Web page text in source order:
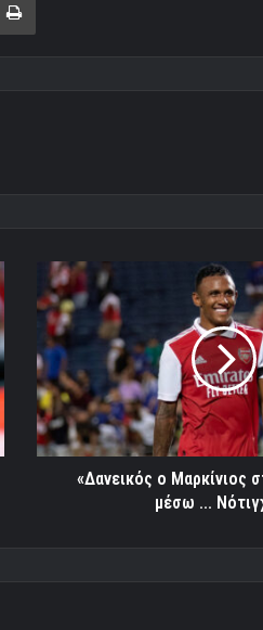
«Δανεικός
ο
Μαρκίνιος
στον
Ολυμπιακό
μέσω
...
Νότιγχαμ»
«Δανεικός ο Μαρκίνιος
μέσω ...